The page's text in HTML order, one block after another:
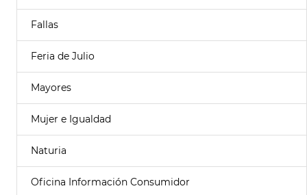
Fallas
Feria de Julio
Mayores
Mujer e Igualdad
Naturia
Oficina Información Consumidor